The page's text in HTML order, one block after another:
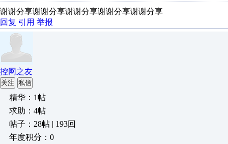
谢谢分享谢谢分享谢谢分享谢谢分享谢谢分享
回复 引用 举报
控网之友
关注 私信
精华：1帖
求助：4帖
帖子：28帖 | 193回
年度积分：0